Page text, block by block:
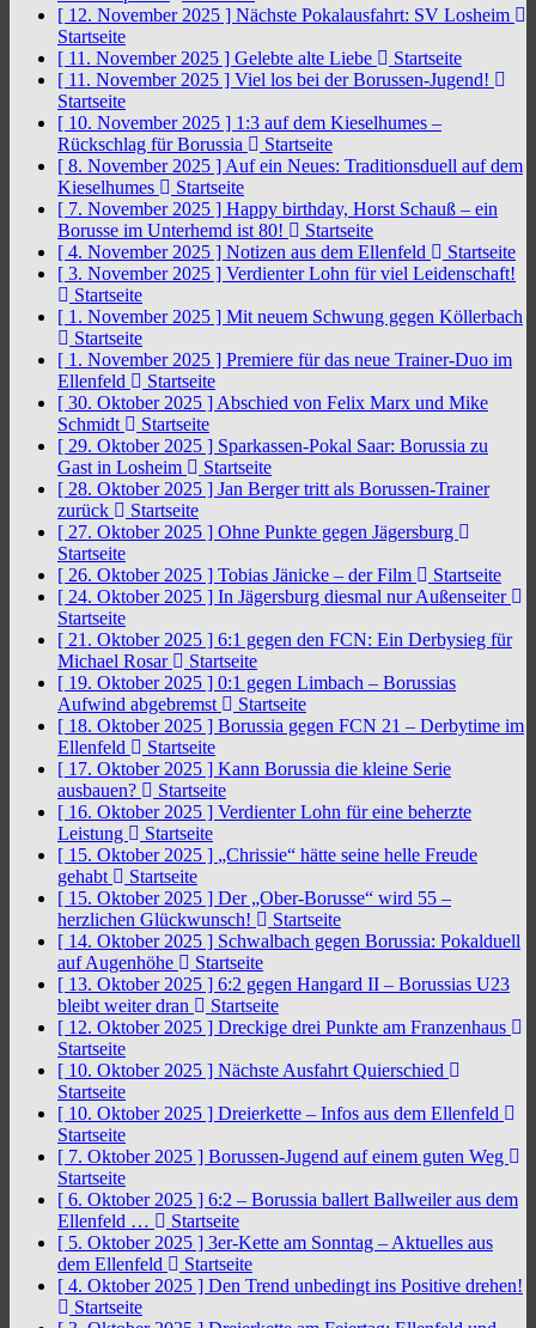
[ 12. November 2025 ] Nächste Pokalausfahrt: SV Losheim
Startseite
[ 11. November 2025 ] Gelebte alte Liebe
Startseite
[ 11. November 2025 ] Viel los bei der Borussen-Jugend!
Startseite
[ 10. November 2025 ] 1:3 auf dem Kieselhumes –
Rückschlag für Borussia
Startseite
[ 8. November 2025 ] Auf ein Neues: Traditionsduell auf dem
Kieselhumes
Startseite
[ 7. November 2025 ] Happy birthday, Horst Schauß – ein
Borusse im Unterhemd ist 80!
Startseite
[ 4. November 2025 ] Notizen aus dem Ellenfeld
Startseite
[ 3. November 2025 ] Verdienter Lohn für viel Leidenschaft!
Startseite
[ 1. November 2025 ] Mit neuem Schwung gegen Köllerbach
Startseite
[ 1. November 2025 ] Premiere für das neue Trainer-Duo im
Ellenfeld
Startseite
[ 30. Oktober 2025 ] Abschied von Felix Marx und Mike
Schmidt
Startseite
[ 29. Oktober 2025 ] Sparkassen-Pokal Saar: Borussia zu
Gast in Losheim
Startseite
[ 28. Oktober 2025 ] Jan Berger tritt als Borussen-Trainer
zurück
Startseite
[ 27. Oktober 2025 ] Ohne Punkte gegen Jägersburg
Startseite
[ 26. Oktober 2025 ] Tobias Jänicke – der Film
Startseite
[ 24. Oktober 2025 ] In Jägersburg diesmal nur Außenseiter
Startseite
[ 21. Oktober 2025 ] 6:1 gegen den FCN: Ein Derbysieg für
Michael Rosar
Startseite
[ 19. Oktober 2025 ] 0:1 gegen Limbach – Borussias
Aufwind abgebremst
Startseite
[ 18. Oktober 2025 ] Borussia gegen FCN 21 – Derbytime im
Ellenfeld
Startseite
[ 17. Oktober 2025 ] Kann Borussia die kleine Serie
ausbauen?
Startseite
[ 16. Oktober 2025 ] Verdienter Lohn für eine beherzte
Leistung
Startseite
[ 15. Oktober 2025 ] „Chrissie“ hätte seine helle Freude
gehabt
Startseite
[ 15. Oktober 2025 ] Der „Ober-Borusse“ wird 55 –
herzlichen Glückwunsch!
Startseite
[ 14. Oktober 2025 ] Schwalbach gegen Borussia: Pokalduell
auf Augenhöhe
Startseite
[ 13. Oktober 2025 ] 6:2 gegen Hangard II – Borussias U23
bleibt weiter dran
Startseite
[ 12. Oktober 2025 ] Dreckige drei Punkte am Franzenhaus
Startseite
[ 10. Oktober 2025 ] Nächste Ausfahrt Quierschied
Startseite
[ 10. Oktober 2025 ] Dreierkette – Infos aus dem Ellenfeld
Startseite
[ 7. Oktober 2025 ] Borussen-Jugend auf einem guten Weg
Startseite
[ 6. Oktober 2025 ] 6:2 – Borussia ballert Ballweiler aus dem
Ellenfeld …
Startseite
[ 5. Oktober 2025 ] 3er-Kette am Sonntag – Aktuelles aus
dem Ellenfeld
Startseite
[ 4. Oktober 2025 ] Den Trend unbedingt ins Positive drehen!
Startseite